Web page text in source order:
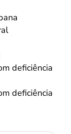
deficiência
deficiência